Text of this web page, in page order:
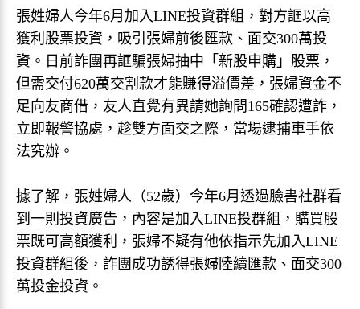
張姓婦人今年6月加入LINE投資群組，對方誆以高
獲利股票投資，吸引張婦前後匯款、面交300萬投
資。日前詐團再誆騙張婦抽中「新股申購」股票，
但需交付620萬交割款才能賺得溢價差，張婦資金不
足向友商借，友人直覺有異請她詢問165確認遭詐，
立即報警協處，趁雙方面交之際，當場逮捕車手依
法究辦。
據了解，張姓婦人（52歲）今年6月透過臉書社群看
到一則投資廣告，內容是加入LINE投群組，購買股
票既可高額獲利，張婦不疑有他依指示先加入LINE
投資群組後，詐團成功誘得張婦陸續匯款、面交300
萬投金投資。